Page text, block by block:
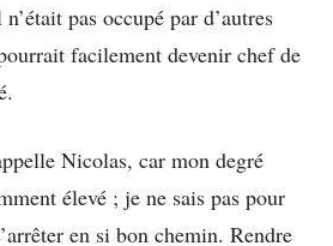
pas occupé par d’autres
facilement devenir chef de
Nicolas, car mon degré
élevé ; je ne sais pas pour
en si bon chemin. Rendre